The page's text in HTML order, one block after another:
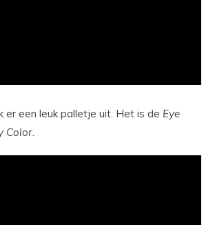
er een leuk palletje uit. Het is de Eye
Color.